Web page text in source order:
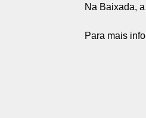
Na Baixada,
Para mais